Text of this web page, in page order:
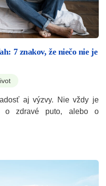
7 znakov, že niečo nie je
aj výzvy. Nie vždy je
o zdravé puto, alebo o